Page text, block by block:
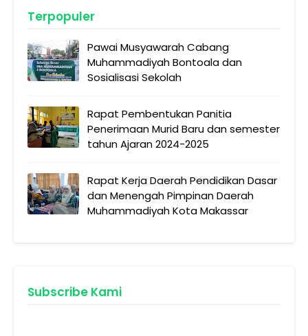
Terpopuler
Pawai Musyawarah Cabang
Muhammadiyah Bontoala dan
Sosialisasi Sekolah
Rapat Pembentukan Panitia
Penerimaan Murid Baru dan semester
tahun Ajaran 2024-2025
Rapat Kerja Daerah Pendidikan Dasar
dan Menengah Pimpinan Daerah
Muhammadiyah Kota Makassar
Subscribe Kami